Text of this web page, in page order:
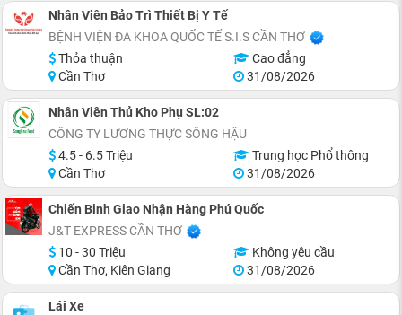
Nhân Viên Bảo Trì Thiết Bị Y Tế
BỆNH VIỆN ĐA KHOA QUỐC TẾ S.I.S CẦN THƠ
Thỏa thuận
Cao đẳng
Cần Thơ
31/08/2026
Nhân Viên Thủ Kho Phụ SL:02
CÔNG TY LƯƠNG THỰC SÔNG HẬU
4.5 - 6.5 Triệu
Trung học Phổ thông
Cần Thơ
31/08/2026
Chiến Binh Giao Nhận Hàng Phú Quốc
J&T EXPRESS CẦN THƠ
10 - 30 Triệu
Không yêu cầu
Cần Thơ, Kiên Giang
31/08/2026
Lái Xe